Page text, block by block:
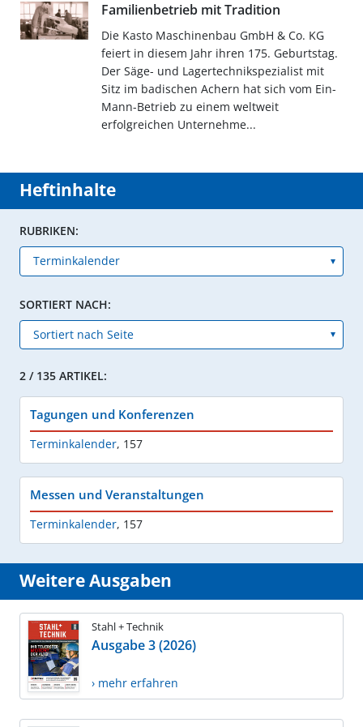
Familienbetrieb mit Tradition
Die Kasto Maschinenbau GmbH & Co. KG
feiert in diesem Jahr ihren 175. Geburtstag.
Der Säge- und Lagertechnikspezialist mit
Sitz im badischen Achern hat sich vom Ein-
Mann-Betrieb zu einem weltweit
erfolgreichen Unternehme...
Heftinhalte
RUBRIKEN:
SORTIERT NACH:
2 / 135 ARTIKEL:
Tagungen und Konferenzen
Terminkalender, 157
Messen und Veranstaltungen
Terminkalender, 157
Weitere Ausgaben
Stahl + Technik
Ausgabe 3 (2026)
› mehr erfahren